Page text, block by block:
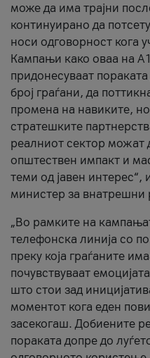
може да има трајни
континуирано да
носи одговорност кога
Кампањи како оваа на
придонесуваат
број граѓани, да
промена на навиките,
стратешките
реалниот сектор можат
општествен импакт и
теми од јавен интерес“,
министер за внатрешни
„Во рамките на
телефонска линија со
преку која граѓаните
почувствуваат
што стои зад
моментот кога еден
засекогаш. Добиените
пораката допре до